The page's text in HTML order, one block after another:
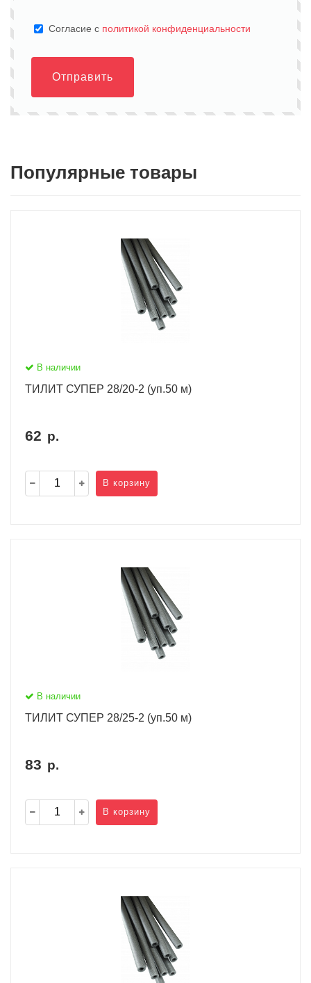
Cогласие с политикой конфиденциальности
Отправить
Популярные товары
В наличии
ТИЛИТ СУПЕР 28/20-2 (уп.50 м)
62 р.
В корзину
В наличии
ТИЛИТ СУПЕР 28/25-2 (уп.50 м)
83 р.
В корзину